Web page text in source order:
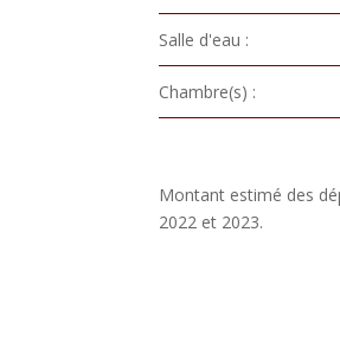
Salle d'eau :
Chambre(s) :
Montant estimé des
2022 et 2023.